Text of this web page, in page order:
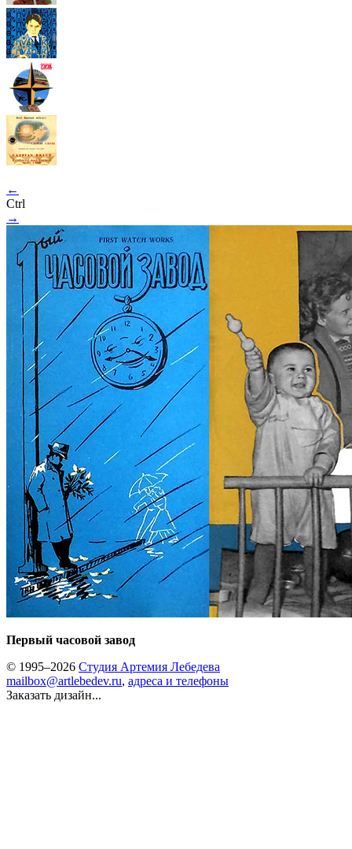
←
Ctrl
→
Первый часовой завод
© 1995–2026 Студия Артемия Лебедева
mailbox@artlebedev.ru, адреса и телефоны
Заказать дизайн...